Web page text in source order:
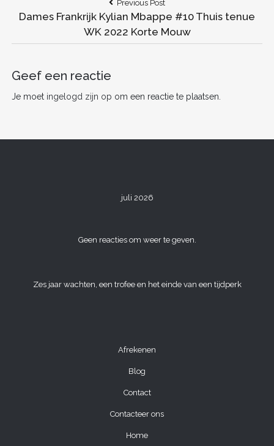
e
b
o
k
er
l
e
st
di
t
e
n
navigatie
Previous Post
Post:
Dames Frankrijk Kylian Mbappe #10 Thuis tenue
WK 2022 Korte Mouw
Geef een reactie
Je moet ingelogd zijn op om een reactie te plaatsen.
juli 2026
Geen reacties om weer te geven.
Zes jaar wachten, een trofee en het einde van een tijdperk
Afrekenen
Blog
Contact
Contacteer ons
Home